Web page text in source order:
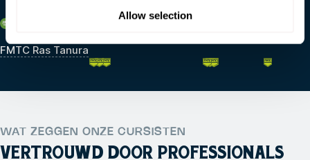
Allow selection
FMTC Ras Tanura
WAT ZEGGEN ONZE CURSISTEN
VERTROUWD DOOR PROFESSIONALS